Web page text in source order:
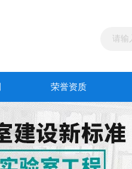
荣誉资质